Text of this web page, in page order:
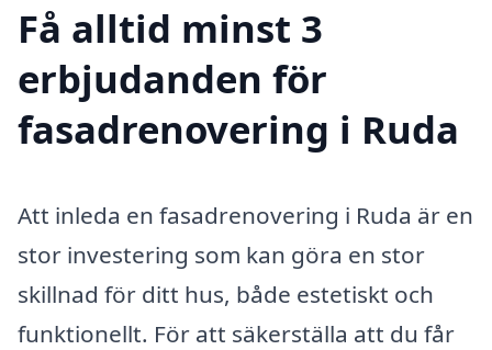
Få alltid minst 3
erbjudanden för
fasadrenovering i Ruda
Att inleda en fasadrenovering i Ruda är en
stor investering som kan göra en stor
skillnad för ditt hus, både estetiskt och
funktionellt. För att säkerställa att du får